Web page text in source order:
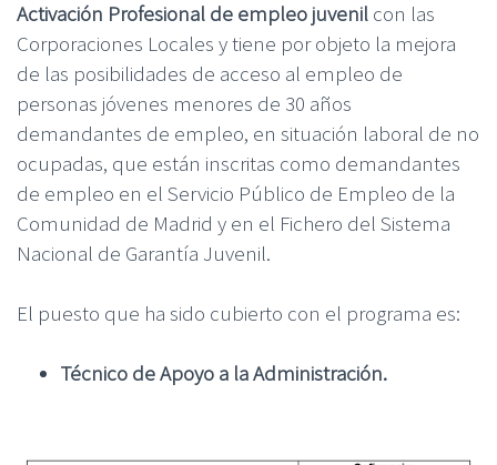
Activación Profesional de empleo juvenil con las
Corporaciones Locales y tiene por objeto la mejora
de las posibilidades de acceso al empleo de
personas jóvenes menores de 30 años
demandantes de empleo, en situación laboral de no
ocupadas, que están inscritas como demandantes
de empleo en el Servicio Público de Empleo de la
Comunidad de Madrid y en el Fichero del Sistema
Nacional de Garantía Juvenil.
El puesto que ha sido cubierto con el programa es:
Técnico de Apoyo a la Administración.